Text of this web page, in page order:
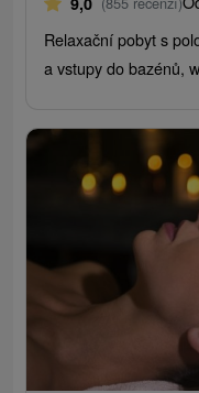
Relaxační pobyt s
a vstupy do bazénů,